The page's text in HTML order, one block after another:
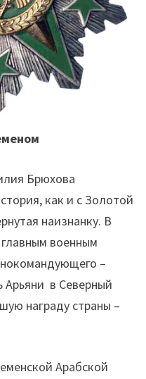
Брюхова
как и с Золотой
наизнанку. В
военным
–
Арьяни в Северный
награду страны –
Арабской